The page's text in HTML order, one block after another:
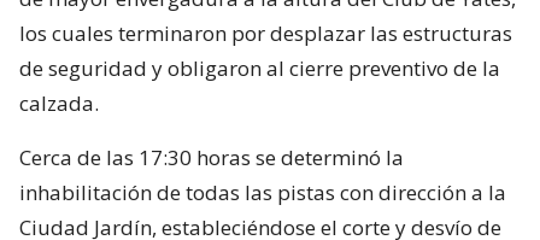
los cuales terminaron por desplazar las estructuras
de seguridad y obligaron al cierre preventivo de la
calzada.
Cerca de las 17:30 horas se determinó la
inhabilitación de todas las pistas con dirección a la
Ciudad Jardín, estableciéndose el corte y desvío de